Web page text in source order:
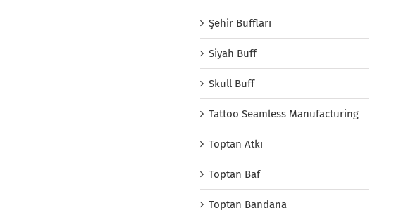
Şehir Buffları
Siyah Buff
Skull Buff
Tattoo Seamless Manufacturing
Toptan Atkı
Toptan Baf
Toptan Bandana